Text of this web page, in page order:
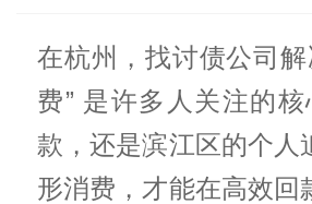
在杭州，找讨债公司 解
费” 是许多人关注的
款，还是滨江区的个人
形消费，才能在高效回